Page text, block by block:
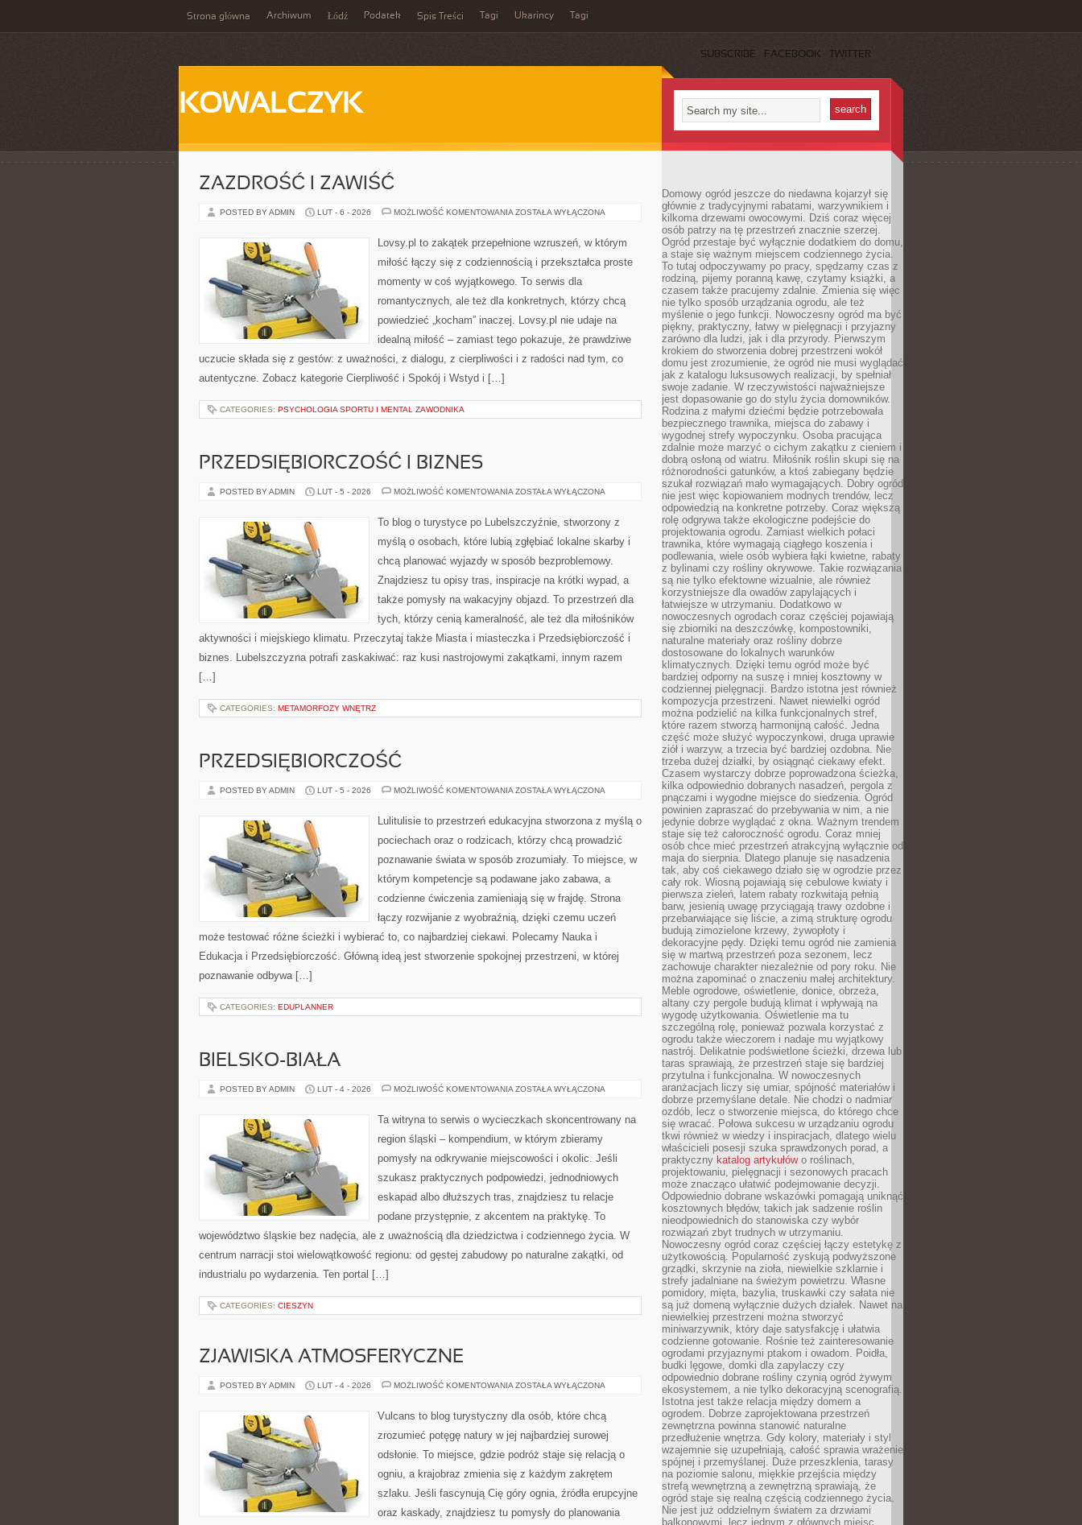
Strona główna Archiwum Łódź Podatek Spis Treści Tagi Ukarincy Tagi
SUBSCRIBE FACEBOOK TWITTER
KOWALCZYK
ZAZDROŚĆ I ZAWIŚĆ
POSTED BY ADMIN LUT - 6 - 2026 MOŻLIWOŚĆ KOMENTOWANIA ZAZDROŚĆ
ZOSTAŁA WYŁĄCZONA
Lovsy.pl to zakątek przepełnione wzruszeń, w którym
miłość łączy się z codziennością i przekształca proste
momenty w coś wyjątkowego. To serwis dla
romantycznych, ale też dla konkretnych, którzy chcą
powiedzieć „kocham” inaczej. Lovsy.pl nie udaje na
idealną miłość – zamiast tego pokazuje, że prawdziwe
uczucie składa się z gestów: z uważności, z dialogu, z cierpliwości i z radości nad tym, co
autentyczne. Zobacz kategorie Cierpliwość i Spokój i Wstyd i […]
CATEGORIES: PSYCHOLOGIA SPORTU I MENTAL ZAWODNIKA
PRZEDSIĘBIORCZOŚĆ I BIZNES
POSTED BY ADMIN LUT - 5 - 2026 MOŻLIWOŚĆ KOMENTOWANIA PRZEDSIĘBIORCZOŚĆ
ZOSTAŁA WYŁĄCZONA
To blog o turystyce po Lubelszczyźnie, stworzony z
myślą o osobach, które lubią zgłębiać lokalne skarby i
chcą planować wyjazdy w sposób bezproblemowy.
Znajdziesz tu opisy tras, inspiracje na krótki wypad, a
także pomysły na wakacyjny objazd. To przestrzeń dla
tych, którzy cenią kameralność, ale też dla miłośników
aktywności i miejskiego klimatu. Przeczytaj także Miasta i miasteczka i Przedsiębiorczość i
biznes. Lubelszczyzna potrafi zaskakiwać: raz kusi nastrojowymi zakątkami, innym razem
[…]
CATEGORIES: METAMORFOZY WNĘTRZ
PRZEDSIĘBIORCZOŚĆ
POSTED BY ADMIN LUT - 5 - 2026 MOŻLIWOŚĆ KOMENTOWANIA PRZEDSIĘBIORCZOŚĆ
ZOSTAŁA WYŁĄCZONA
Lulitulisie to przestrzeń edukacyjna stworzona z myślą o
pociechach oraz o rodzicach, którzy chcą prowadzić
poznawanie świata w sposób zrozumiały. To miejsce, w
którym kompetencje są podawane jako zabawa, a
codzienne ćwiczenia zamieniają się w frajdę. Strona
łączy rozwijanie z wyobraźnią, dzięki czemu uczeń
może testować różne ścieżki i wybierać to, co najbardziej ciekawi. Polecamy Nauka i
Edukacja i Przedsiębiorczość. Główną ideą jest stworzenie spokojnej przestrzeni, w której
poznawanie odbywa […]
CATEGORIES: EDUPLANNER
BIELSKO-BIAŁA
POSTED BY ADMIN LUT - 4 - 2026 MOŻLIWOŚĆ KOMENTOWANIA BIELSKO-
ZOSTAŁA WYŁĄCZONA
Ta witryna to serwis o wycieczkach skoncentrowany na
region śląski – kompendium, w którym zbieramy
pomysły na odkrywanie miejscowości i okolic. Jeśli
szukasz praktycznych podpowiedzi, jednodniowych
eskapad albo dłuższych tras, znajdziesz tu relacje
podane przystępnie, z akcentem na praktykę. To
województwo śląskie bez nadęcia, ale z uważnością dla dziedzictwa i codziennego życia. W
centrum narracji stoi wielowątkowość regionu: od gęstej zabudowy po naturalne zakątki, od
industrialu po wydarzenia. Ten portal […]
CATEGORIES: CIESZYN
ZJAWISKA ATMOSFERYCZNE
POSTED BY ADMIN LUT - 4 - 2026 MOŻLIWOŚĆ KOMENTOWANIA ZJAWISKA
ZOSTAŁA WYŁĄCZONA
Vulcans to blog turystyczny dla osób, które chcą
zrozumieć potęgę natury w jej najbardziej surowej
odsłonie. To miejsce, gdzie podróż staje się relacją o
ogniu, a krajobraz zmienia się z każdym zakrętem
szlaku. Jeśli fascynują Cię góry ognia, źródła erupcyjne
oraz kaskady, znajdziesz tu pomysły do planowania
Domowy ogród jeszcze do niedawna kojarzył się
głównie z tradycyjnymi rabatami, warzywnikiem i
kilkoma drzewami owocowymi. Dziś coraz więcej
osób patrzy na tę przestrzeń znacznie szerzej.
Ogród przestaje być wyłącznie dodatkiem do domu,
a staje się ważnym miejscem codziennego życia.
To tutaj odpoczywamy po pracy, spędzamy czas z
rodziną, pijemy poranną kawę, czytamy książki, a
czasem także pracujemy zdalnie. Zmienia się więc
nie tylko sposób urządzania ogrodu, ale też
myślenie o jego funkcji. Nowoczesny ogród ma być
piękny, praktyczny, łatwy w pielęgnacji i przyjazny
zarówno dla ludzi, jak i dla przyrody. Pierwszym
krokiem do stworzenia dobrej przestrzeni wokół
domu jest zrozumienie, że ogród nie musi wyglądać
jak z katalogu luksusowych realizacji, by spełniał
swoje zadanie. W rzeczywistości najważniejsze
jest dopasowanie go do stylu życia domowników.
Rodzina z małymi dziećmi będzie potrzebowała
bezpiecznego trawnika, miejsca do zabawy i
wygodnej strefy wypoczynku. Osoba pracująca
zdalnie może marzyć o cichym zakątku z cieniem i
dobrą osłoną od wiatru. Miłośnik roślin skupi się na
różnorodności gatunków, a ktoś zabiegany będzie
szukał rozwiązań mało wymagających. Dobry ogród
nie jest więc kopiowaniem modnych trendów, lecz
odpowiedzią na konkretne potrzeby. Coraz większą
rolę odgrywa także ekologiczne podejście do
projektowania ogrodu. Zamiast wielkich połaci
trawnika, które wymagają ciągłego koszenia i
podlewania, wiele osób wybiera łąki kwietne, rabaty
z bylinami czy rośliny okrywowe. Takie rozwiązania
są nie tylko efektowne wizualnie, ale również
korzystniejsze dla owadów zapylających i
łatwiejsze w utrzymaniu. Dodatkowo w
nowoczesnych ogrodach coraz częściej pojawiają
się zbiorniki na deszczówkę, kompostowniki,
naturalne materiały oraz rośliny dobrze
dostosowane do lokalnych warunków
klimatycznych. Dzięki temu ogród może być
bardziej odporny na suszę i mniej kosztowny w
codziennej pielęgnacji. Bardzo istotna jest również
kompozycja przestrzeni. Nawet niewielki ogród
można podzielić na kilka funkcjonalnych stref,
które razem stworzą harmonijną całość. Jedna
część może służyć wypoczynkowi, druga uprawie
ziół i warzyw, a trzecia być bardziej ozdobna. Nie
trzeba dużej działki, by osiągnąć ciekawy efekt.
Czasem wystarczy dobrze poprowadzona ścieżka,
kilka odpowiednio dobranych nasadzeń, pergola z
pnączami i wygodne miejsce do siedzenia. Ogród
powinien zapraszać do przebywania w nim, a nie
jedynie dobrze wyglądać z okna. Ważnym trendem
staje się też całoroczność ogrodu. Coraz mniej
osób chce mieć przestrzeń atrakcyjną wyłącznie od
maja do sierpnia. Dlatego planuje się nasadzenia
tak, aby coś ciekawego działo się w ogrodzie przez
cały rok. Wiosną pojawiają się cebulowe kwiaty i
pierwsza zieleń, latem rabaty rozkwitają pełnią
barw, jesienią uwagę przyciągają trawy ozdobne i
przebarwiające się liście, a zimą strukturę ogrodu
budują zimozielone krzewy, żywopłoty i
dekoracyjne pędy. Dzięki temu ogród nie zamienia
się w martwą przestrzeń poza sezonem, lecz
zachowuje charakter niezależnie od pory roku. Nie
można zapominać o znaczeniu małej architektury.
Meble ogrodowe, oświetlenie, donice, obrzeża,
altany czy pergole budują klimat i wpływają na
wygodę użytkowania. Oświetlenie ma tu
szczególną rolę, ponieważ pozwala korzystać z
ogrodu także wieczorem i nadaje mu wyjątkowy
nastrój. Delikatnie podświetlone ścieżki, drzewa lub
taras sprawiają, że przestrzeń staje się bardziej
przytulna i funkcjonalna. W nowoczesnych
aranżacjach liczy się umiar, spójność materiałów i
dobrze przemyślane detale. Nie chodzi o nadmiar
ozdób, lecz o stworzenie miejsca, do którego chce
się wracać. Połowa sukcesu w urządzaniu ogrodu
tkwi również w wiedzy i inspiracjach, dlatego wielu
właścicieli posesji szuka sprawdzonych porad, a
praktyczny katalog artykułówo roślinach,
projektowaniu, pielęgnacji i sezonowych pracach
może znacząco ułatwić podejmowanie decyzji.
Odpowiednio dobrane wskazówki pomagają uniknąć
kosztownych błędów, takich jak sadzenie roślin
nieodpowiednich do stanowiska czy wybór
rozwiązań zbyt trudnych w utrzymaniu.
Nowoczesny ogród coraz częściej łączy estetykę z
użytkowością. Popularność zyskują podwyższone
grządki, skrzynie na zioła, niewielkie szklarnie i
strefy jadalniane na świeżym powietrzu. Własne
pomidory, mięta, bazylia, truskawki czy sałata nie
są już domeną wyłącznie dużych działek. Nawet na
niewielkiej przestrzeni można stworzyć
miniwarzywnik, który daje satysfakcję i ułatwia
codzienne gotowanie. Rośnie też zainteresowanie
ogrodami przyjaznymi ptakom i owadom. Poidła,
budki lęgowe, domki dla zapylaczy czy
odpowiednio dobrane rośliny czynią ogród żywym
ekosystemem, a nie tylko dekoracyjną scenografią.
Istotna jest także relacja między domem a
ogrodem. Dobrze zaprojektowana przestrzeń
zewnętrzna powinna stanowić naturalne
przedłużenie wnętrza. Gdy kolory, materiały i styl
wzajemnie się uzupełniają, całość sprawia wrażenie
spójnej i przemyślanej. Duże przeszklenia, tarasy
na poziomie salonu, miękkie przejścia między
strefą wewnętrzną a zewnętrzną sprawiają, że
ogród staje się realną częścią codziennego życia.
Nie jest już oddzielnym światem za drzwiami
balkonowymi, lecz jednym z głównych miejsc